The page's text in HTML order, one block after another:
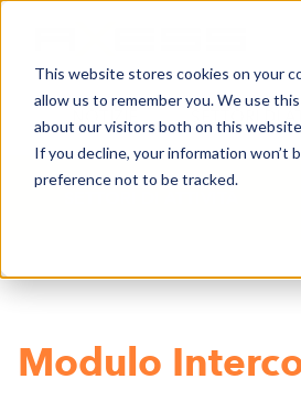
This website stores cookies on your
allow us to remember you. We use
about our visitors both on this
If you decline, your information won’t
preference not to be tracked.
NOTIZIE SETTORI DI
Modulo